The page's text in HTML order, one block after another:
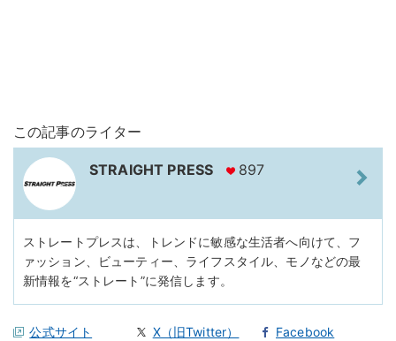
この記事のライター
STRAIGHT PRESS 897
ストレートプレスは、トレンドに敏感な生活者へ向けて、フ
ァッション、ビューティー、ライフスタイル、モノなどの最
新情報を“ストレート”に発信します。
公式サイト X（旧Twitter） Facebook